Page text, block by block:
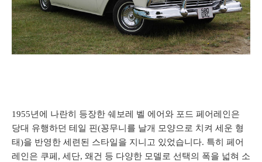
1955년에 나란히 등장한 쉐보레 벨 에어와 포드 페어레인은
당대 유행하던 테일 핀(꽁무니를 날개 모양으로 치켜 세운 형
태)을 반영한 세련된 스타일을 지니고 있었습니다. 특히 페어
레인은 쿠페, 세단, 왜건 등 다양한 모델로 선택의 폭을 넓혀 소